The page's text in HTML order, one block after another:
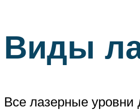
Виды
Все лазерные уровни